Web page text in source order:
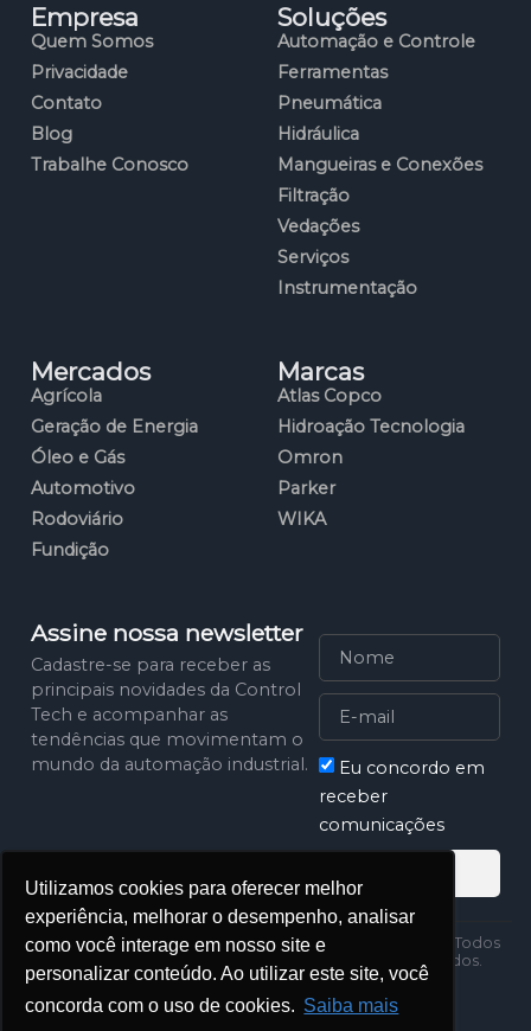
Utilizamos cookies para oferecer melhor
experiência, melhorar o desempenho, analisar
como você interage em nosso site e
personalizar conteúdo. Ao utilizar este site, você
concorda com o uso de cookies. Saiba mais
Empresa
Quem Somos
Privacidade
Contato
Blog
Trabalhe Conosco
Soluções
Automação e Controle
Ferramentas
Pneumática
Hidráulica
Mangueiras e Conexões
Filtração
Vedações
Serviços
Instrumentação
Mercados
Agrícola
Geração de Energia
Óleo e Gás
Automotivo
Rodoviário
Fundição
Marcas
Atlas Copco
Hidroação Tecnologia
Omron
Parker
WIKA
Assine nossa newsletter
Cadastre-se para receber as
principais novidades da Control
Tech e acompanhar as
tendências que movimentam o
mundo da automação industrial.
Eu concordo em
receber
comunicações
Política de
2025 Control Tech. Todos
os direitos reservados.